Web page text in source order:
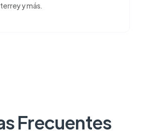
y más.
Frecuentes